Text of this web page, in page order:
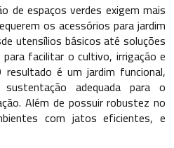
de espaços verdes exigem mais
os acessórios para jardim
utensílios básicos até soluções
facilitar o cultivo, irrigação e
resultado é um jardim funcional,
adequada para o
Além de possuir robustez no
com jatos eficientes, e